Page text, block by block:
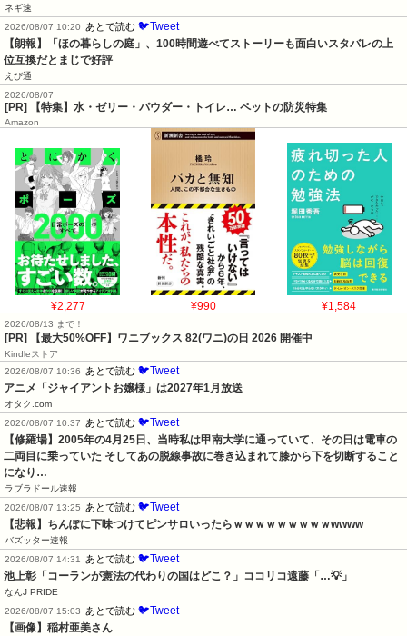
ネギ速
2026/08/07 10:20
あとで読む 🐦Tweet
【朗報】「ほの暮らしの庭」、100時間遊べてストーリーも面白いスタバレの上
位互換だとまじで好評
えび通
2026/08/07
[PR] 【特集】水・ゼリー・パウダー・トイレ… ペットの防災特集
Amazon
¥2,277 ¥990 ¥1,584
2026/08/13 まで！
[PR] 【最大50%OFF】ワニブックス 82(ワニ)の日 2026 開催中
Kindleストア
2026/08/07 10:36 あとで読む 🐦Tweet
アニメ「ジャイアントお嬢様」は2027年1月放送
オタク.com
2026/08/07 10:37 あとで読む 🐦Tweet
【修羅場】2005年の4月25日、当時私は甲南大学に通っていて、その日は電車の
二両目に乗っていた そしてあの脱線事故に巻き込まれて膝から下を切断すること
になり…
ラブラドール速報
2026/08/07 13:25 あとで読む 🐦Tweet
【悲報】ちんぽに下味つけてピンサロいったらｗｗｗｗｗｗｗｗｗwwww
バズッター速報
2026/08/07 14:31 あとで読む 🐦Tweet
池上彰「コーランが憲法の代わりの国はどこ？」ココリコ遠藤「…💡」
なんJ PRIDE
2026/08/07 15:03 あとで読む 🐦Tweet
【画像】稲村亜美さん